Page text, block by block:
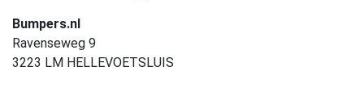
Bumpers.nl
Ravenseweg 9
3223 LM HELLEVOETSLUIS